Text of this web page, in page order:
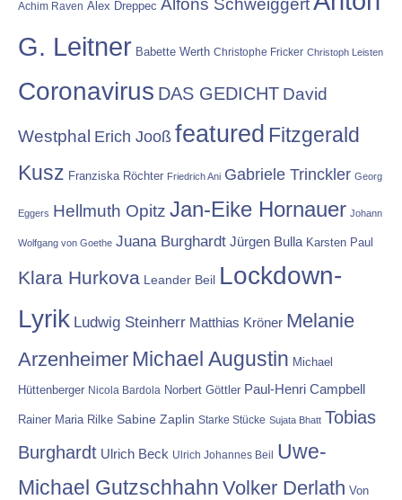
Achim Raven Alex Dreppec
G. Leitner Babette Werth Christophe Fricker Christoph Leisten
Coronavirus DAS GEDICHT David
Westphal Erich Jooß featured Fitzgerald
Kusz Franziska Röchter Friedrich Ani Gabriele Trinckler Georg
Eggers Hellmuth Opitz Jan-Eike Hornauer Johann
Wolfgang von Goethe Juana Burghardt Jürgen Bulla Karsten Paul
Klara Hurkova Leander Beil Lockdown-
Lyrik Ludwig Steinherr Matthias Kröner Melanie
Arzenheimer Michael Augustin Michael
Hüttenberger Nicola Bardola Norbert Göttler Paul-Henri Campbell
Rainer Maria Rilke Sabine Zaplin Starke Stücke Sujata Bhatt Tobias
Burghardt Ulrich Beck Ulrich Johannes Beil Uwe-
Michael Gutzschhahn Volker Derlath Von